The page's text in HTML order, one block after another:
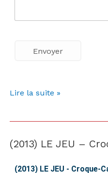
Lire la suite »
(2013) LE JEU –
(2013) LE JEU - Croque-
(2013)
JEU